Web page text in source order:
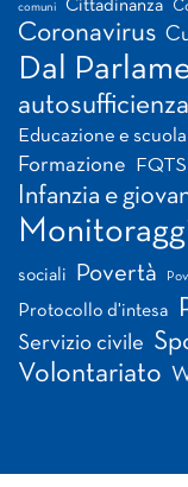
comuni Cittadinanza
Coronavirus
Dal
autosufficienza
Educazione e scuola
Formazione FQTS
Infanzia e
sociali Povertà
Protocollo d'intesa
Servizio civile
Volontariato